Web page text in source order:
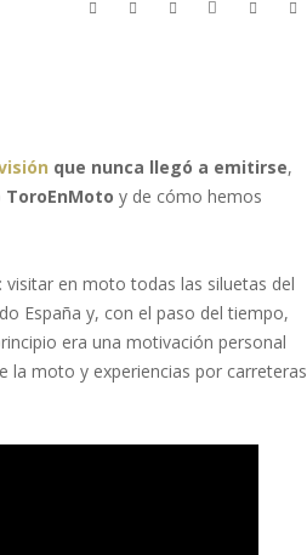
que nunca llegó a emitirse,
ToroEnMoto y de cómo hemos
visitar en moto todas las siluetas del
España y, con el paso del tiempo,
era una motivación personal
moto y experiencias por carreteras